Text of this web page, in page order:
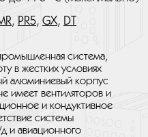
, PR5, GX, DT
система,
в жестких условиях
алюминиевый корпус
имеет вентиляторов и
и кондуктивное
системы
и авиационного